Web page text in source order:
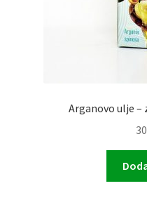
Arganovo ulje –